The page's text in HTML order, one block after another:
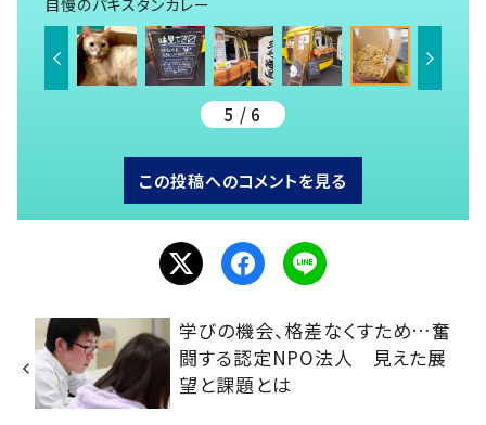
自慢のパキスタンカレー
5 / 6
この投稿へのコメントを見る
学びの機会、格差なくすため…奮
闘する認定NPO法人 見えた展
望と課題とは